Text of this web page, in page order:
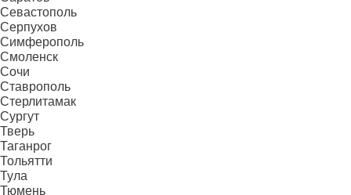
Севастополь
Серпухов
Симферополь
Смоленск
Сочи
Ставрополь
Стерлитамак
Сургут
Тверь
Таганрог
Тольятти
Тула
Тюмень